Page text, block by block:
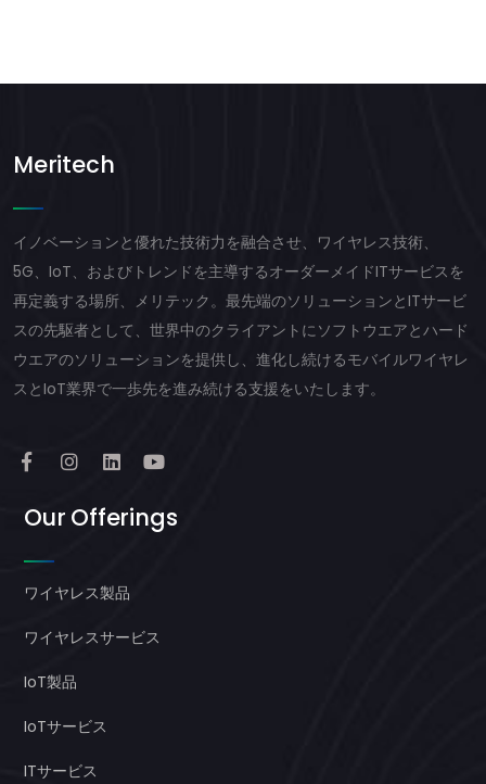
Meritech
イノベーションと優れた技術力を融合させ、ワイヤレス技術、
5G、IoT、およびトレンドを主導するオーダーメイドITサービスを
再定義する場所、メリテック。最先端のソリューションとITサービ
スの先駆者として、世界中のクライアントにソフトウエアとハード
ウエアのソリューションを提供し、進化し続けるモバイルワイヤレ
スとIoT業界で一歩先を進み続ける支援をいたします。
Our Offerings
ワイヤレス製品
ワイヤレスサービス
IoT製品
IoTサービス
ITサービス